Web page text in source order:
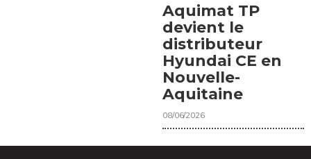
Aquimat TP
devient le
distributeur
Hyundai CE en
Nouvelle-
Aquitaine
08/06/2026